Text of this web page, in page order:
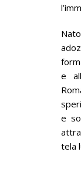
e
e
tela